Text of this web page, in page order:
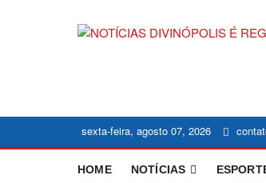
sexta-feira, agosto 07, 2026
HOME NOTÍCIAS